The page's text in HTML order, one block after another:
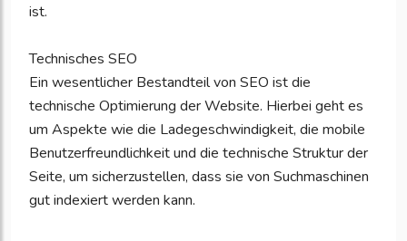
ist.
Technisches SEO
Ein wesentlicher Bestandteil von SEO ist die
technische Optimierung der Website. Hierbei geht es
um Aspekte wie die Ladegeschwindigkeit, die mobile
Benutzerfreundlichkeit und die technische Struktur der
Seite, um sicherzustellen, dass sie von Suchmaschinen
gut indexiert werden kann.